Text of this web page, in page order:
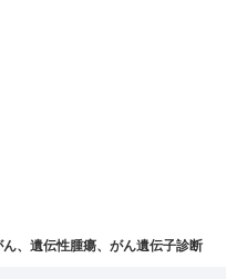
、遺伝性腫瘍、がん遺伝子診断